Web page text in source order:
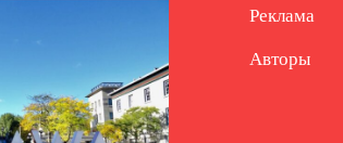
Реклама
Авторы